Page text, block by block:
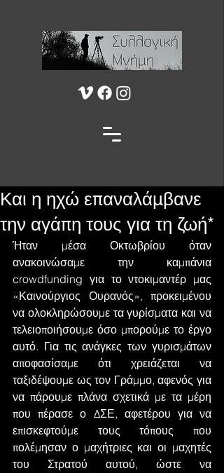
Και η ηχώ επαναλάμβανε
την αγάπη τους για τη ζωή*
Ήταν μέσα Οκτωβρίου όταν
ανακοινώσαμε την καμπάνια
crowdfunding για το ντοκιμαντέρ μας
«Καινούργιος Ουρανός», προκειμένου
να ολοκληρώσουμε τα γυρίσματα και να
τελειοποιήσουμε όσο μπορούμε το έργο
αυτό. Για τις ανάγκες των γυρισμάτων
αποφασίσαμε ότι χρειάζεται να
ταξιδέψουμε ως τον Γράμμο, αφενός για
να πάρουμε πλάνα σχετικά με τα μέρη
που πέρασε ο ΔΣΕ, αφετέρου για να
επισκεφτούμε τους τόπους που
πολέμησαν ο μαχήτριες και οι μαχητές
του Στρατού αυτού, ώστε να